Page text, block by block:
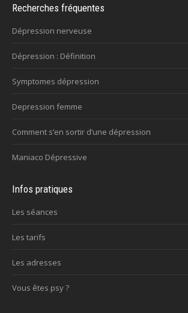
Recherches fréquentes
Dépression nerveuse
Dépression : Définition
Symptomes dépression
Depression femme
Comment s’en sortir d’une dépression
Maniaco Dépressive
Infos pratiques
Les séances
Les tarifs
Les adresses
Vous êtes psy ?